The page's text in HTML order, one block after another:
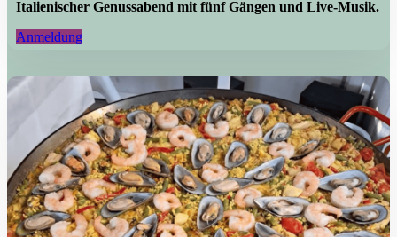
Italienischer Genussabend mit fünf Gängen und Live-Musik.
Anmeldung